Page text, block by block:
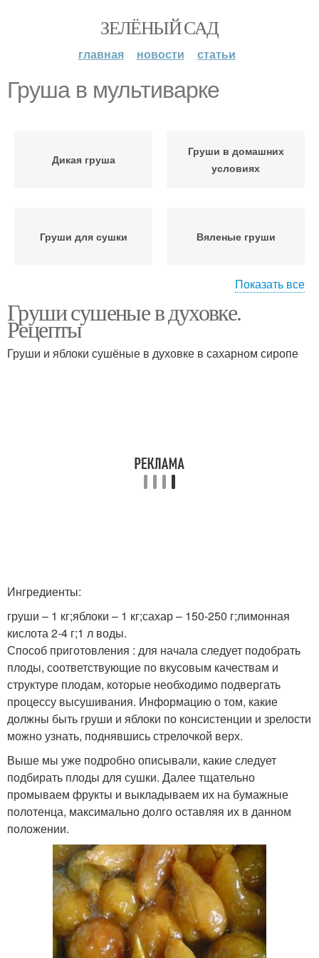
ЗЕЛЁНЫЙ САД
главная новости статьи
Груша в мультиварке
Дикая груша
Груши в домашних
условиях
Груши для сушки Вяленые груши
Сушеные груши Сушеная груша
Шарлотка с грушами
Показать все
Груши сушеные в духовке.
Рецепты
Груши и яблоки сушёные в духовке в сахарном сиропе
Ингредиенты:
груши – 1 кг;яблоки – 1 кг;сахар – 150-250 г;лимонная
кислота 2-4 г;1 л воды.
Способ приготовления : для начала следует подобрать
плоды, соответствующие по вкусовым качествам и
структуре плодам, которые необходимо подвергать
процессу высушивания. Информацию о том, какие
должны быть груши и яблоки по консистенции и зрелости
можно узнать, поднявшись стрелочкой верх.
Выше мы уже подробно описывали, какие следует
подбирать плоды для сушки. Далее тщательно
промываем фрукты и выкладываем их на бумажные
полотенца, максимально долго оставляя их в данном
положении.